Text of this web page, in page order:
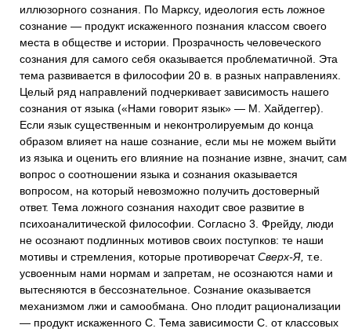
иллюзорного сознания. По Марксу, идеология есть ложное
сознание — продукт искаженного познания классом своего
места в обществе и истории. Прозрачность человеческого
сознания для самого себя оказывается проблематичной. Эта
тема развивается в философии 20 в. в разных направлениях.
Целый ряд направлений подчеркивает зависимость нашего
сознания от языка («Нами говорит язык» — М. Хайдеггер).
Если язык существенным и неконтролируемым до конца
образом влияет на наше сознание, если мы не можем выйти
из языка и оценить его влияние на познание извне, значит, сам
вопрос о соотношении языка и сознания оказывается
вопросом, на который невозможно получить достоверный
ответ. Тема ложного сознания находит свое развитие в
психоаналитической философии. Согласно 3. Фрейду, люди
не осознают подлинных мотивов своих поступков: те наши
мотивы и стремления, которые противоречатСверх-Я, т.е.
усвоенным нами нормам и запретам, не осознаются нами и
вытесняются в бессознательное. Сознание оказывается
механизмом лжи и самообмана. Оно плодит рационализации
— продукт искаженного С. Тема зависимости С. от классовых